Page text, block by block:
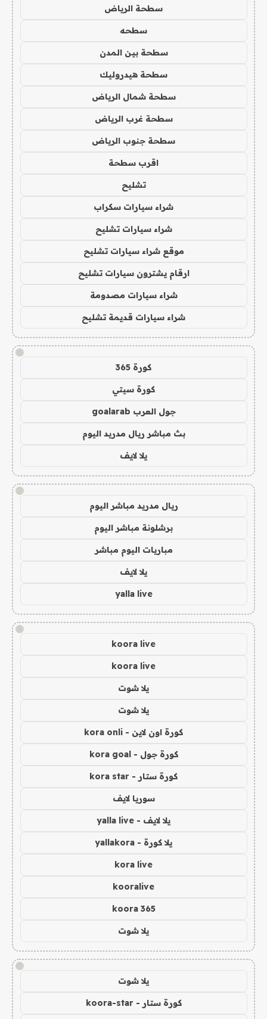
سطحة الرياض
سطحه
سطحة بين المدن
سطحة هيدروليك
سطحة شمال الرياض
سطحة غرب الرياض
سطحة جنوب الرياض
اقرب سطحة
تشليح
شراء سيارات سكراب
شراء سيارات تشليح
موقع شراء سيارات تشليح
ارقام يشترون سيارات تشليح
شراء سيارات مصدومة
شراء سيارات قديمة تشليح
!
كورة 365
كورة سيتي
جول العرب goalarab
بث مباشر ريال مدريد اليوم
يلا لايف
!
ريال مدريد مباشر اليوم
برشلونة مباشر اليوم
مباريات اليوم مباشر
يلا لايف
yalla live
!
koora live
koora live
يلا شوت
يلا شوت
كورة اون لاين - kora onli
كورة جول - kora goal
كورة ستار - kora star
سوريا لايف
يلا لايف - yalla live
يلا كورة - yallakora
kora live
kooralive
koora 365
يلا شوت
!
يلا شوت
كورة ستار - koora-star